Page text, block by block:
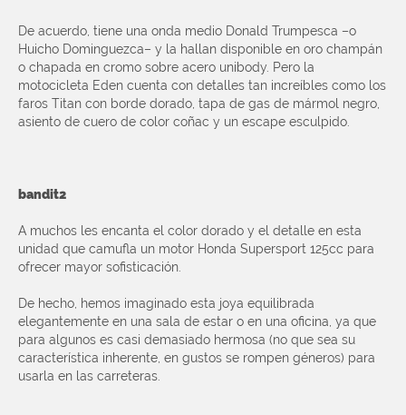
De acuerdo, tiene una onda medio Donald Trumpesca –o
Huicho Dominguezca– y la hallan disponible en oro champán
o chapada en cromo sobre acero unibody. Pero la
motocicleta Eden cuenta con detalles tan increíbles como los
faros Titan con borde dorado, tapa de gas de mármol negro,
asiento de cuero de color coñac y un escape esculpido.
bandit2
A muchos les encanta el color dorado y el detalle en esta
unidad que camufla un motor Honda Supersport 125cc para
ofrecer mayor sofisticación.
De hecho, hemos imaginado esta joya equilibrada
elegantemente en una sala de estar o en una oficina, ya que
para algunos es casi demasiado hermosa (no que sea su
característica inherente, en gustos se rompen géneros) para
usarla en las carreteras.